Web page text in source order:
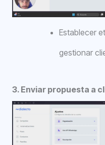
Establecer
gestionar
3. Enviar propuesta a